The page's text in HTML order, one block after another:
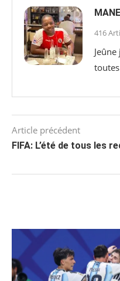
416
Article précédent
FIFA: L’été de tous les